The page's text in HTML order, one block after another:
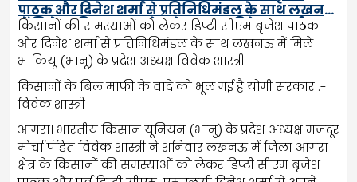
पाठक और दिनेश शर्मा से प्रतिनिधिमंडल के साथ लखनऊ
में मिले भाकियू (भानू) के प्रदेश अध्यक्ष विवेक शास्त्री
किसानों की समस्याओं को लेकर डिप्टी सीएम बृजेश पाठक
और दिनेश शर्मा से प्रतिनिधिमंडल के साथ लखनऊ में मिले
भाकियू (भानू) के प्रदेश अध्यक्ष विवेक शास्त्री
किसानों के बिल माफी के वादे को भूल गई है योगी सरकार :-
विवेक शास्त्री
आगरा। भारतीय किसान यूनियन (भानु) के प्रदेश अध्यक्ष मजदूर
मोर्चा पंडित विवेक शास्त्री ने शनिवार लखनऊ में जिला आगरा
क्षेत्र के किसानों की समस्याओं को लेकर डिप्टी सीएम बृजेश